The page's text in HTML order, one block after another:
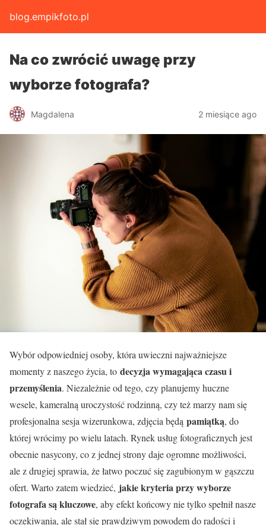
blog.empikfoto.pl
Na co zwrócić uwagę przy
wyborze fotografa?
Magdalena 2 miesiące ago
Wybór odpowiedniej osoby, która uwieczni najważniejsze
momenty z naszego życia, to decyzja wymagająca czasu i
przemyślenia. Niezależnie od tego, czy planujemy huczne
wesele, kameralną uroczystość rodzinną, czy też marzy nam się
profesjonalna sesja wizerunkowa, zdjęcia będą pamiątką, do
której wrócimy po wielu latach. Rynek usług fotograficznych jest
obecnie nasycony, co z jednej strony daje ogromne możliwości,
ale z drugiej sprawia, że łatwo poczuć się zagubionym w gąszczu
ofert. Warto zatem wiedzieć, jakie kryteria przy wyborze
fotografa są kluczowe, aby efekt końcowy nie tylko spełnił nasze
oczekiwania, ale stał się prawdziwym powodem do radości i